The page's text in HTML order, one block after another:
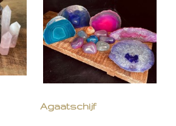
Agaatschijf